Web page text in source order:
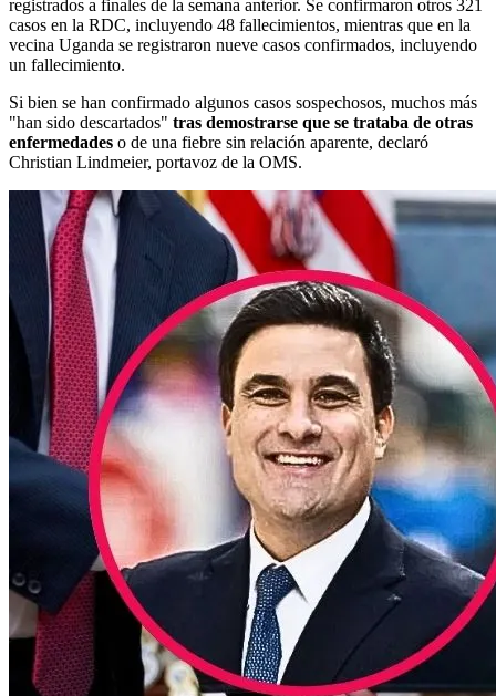
registrados a finales de la semana anterior. Se confirmaron otros 321
casos en la RDC, incluyendo 48 fallecimientos, mientras que en la
vecina Uganda se registraron nueve casos confirmados, incluyendo
un fallecimiento.
Si bien se han confirmado algunos casos sospechosos, muchos más
"han sido descartados" tras demostrarse que se trataba de otras
enfermedades o de una fiebre sin relación aparente, declaró
Christian Lindmeier, portavoz de la OMS.